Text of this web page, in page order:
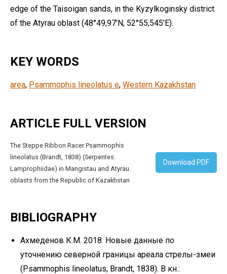
edge of the Taisoigan sands, in the Kyzylkoginsky district
of the Atyrau oblast (48°49,97′N, 52°55,545′E).
KEY WORDS
area, Psammophis lineolatus e, Western Kazakhstan
ARTICLE FULL VERSION
The Steppe Ribbon Racer Psammophis
lineolatus (Brandt, 1838) (Serpentes:
Lamprophiidae) in Mangistau and Atyrau
oblasts from the Republic of Kazakhstan
Download PDF
BIBLIOGRAPHY
Ахмеденов К.М. 2018. Новые данные по
уточнению северной границы ареала стрелы-змеи
(Psammophis lineolatus, Brandt, 1838). В кн.: